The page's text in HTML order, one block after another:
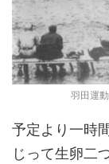
羽田運
予定より一時
じって生卵二